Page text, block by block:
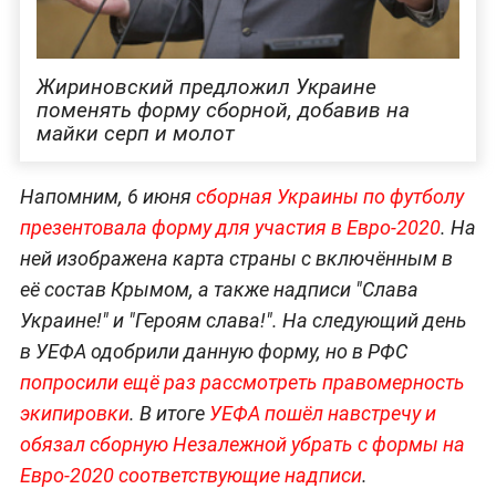
Жириновский предложил Украине
поменять форму сборной, добавив на
майки серп и молот
Напомним, 6 июня сборная Украины по футболу
презентовала форму для участия в Евро-2020. На
ней изображена карта страны с включённым в
её состав Крымом, а также надписи "Слава
Украине!" и "Героям слава!". На следующий день
в УЕФА одобрили данную форму, но в РФС
попросили ещё раз рассмотреть правомерность
экипировки. В итоге УЕФА пошёл навстречу и
обязал сборную Незалежной убрать с формы на
Евро-2020 соответствующие надписи.